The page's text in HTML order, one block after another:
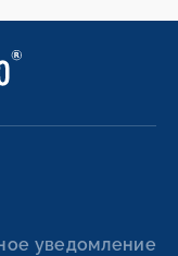
уведомление